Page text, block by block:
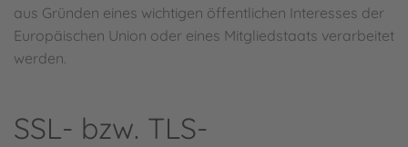
aus Gründen eines wichtigen öffentlichen Interesses der
Europäischen Union oder eines Mitgliedstaats verarbeitet
werden.
SSL- bzw. TLS-